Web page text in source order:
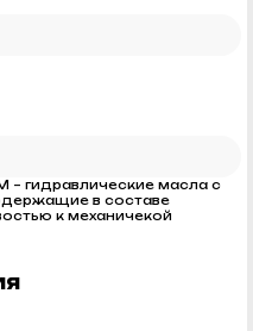
– гидравлические масла c
в составе
к механичекой